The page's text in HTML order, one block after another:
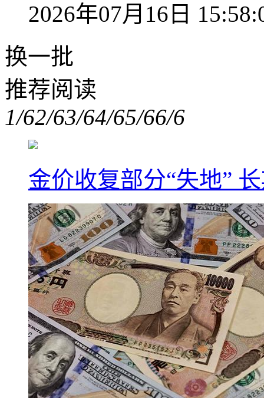
2026年07月16日
换一批
推荐阅读
1/62/63/64/65/66/6
金价收复部分“失地”